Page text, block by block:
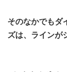
そのなかでもダ
ズは、ラインが